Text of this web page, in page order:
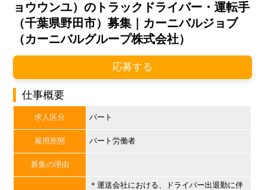
ョウウンユ）のトラックドライバー・運転手
（千葉県野田市）募集｜カーニバルジョブ
（カーニバルグループ株式会社）
応募する
仕事概要
求人区分 パート
雇用形態 パート労働者
募集の理由
＊運送会社における、ドライバー出退勤に伴